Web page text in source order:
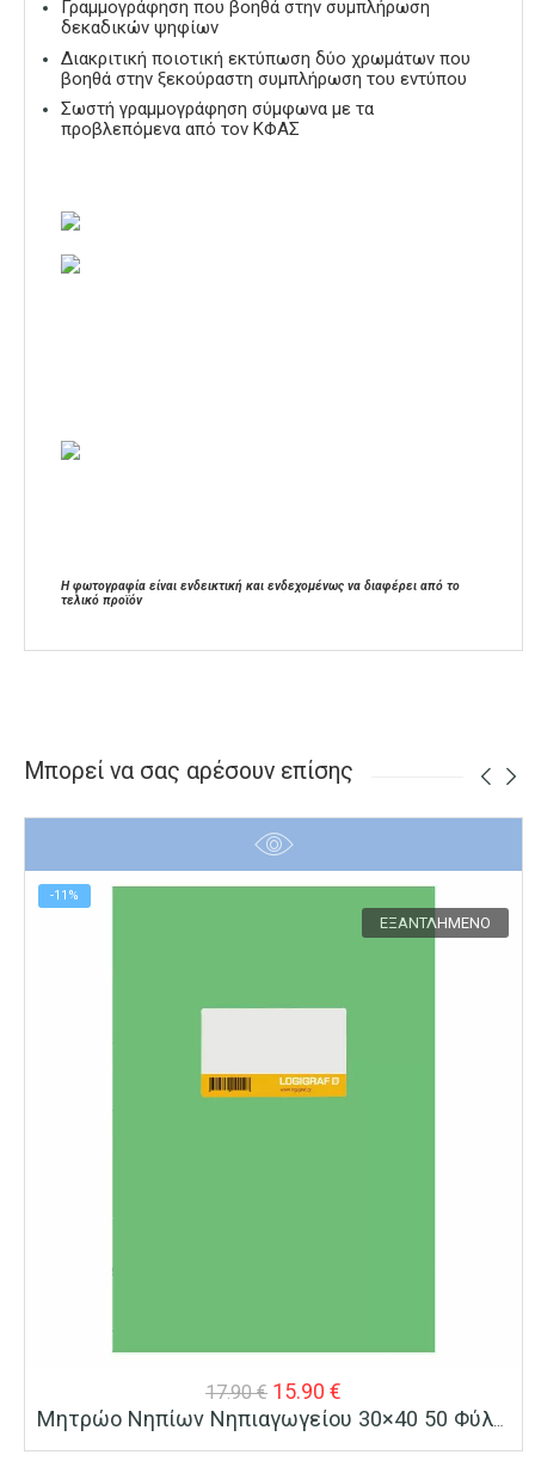
Γραμμογράφηση που βοηθά στην συμπλήρωση
δεκαδικών ψηφίων
Διακριτική ποιοτική εκτύπωση δύο χρωμάτων που
βοηθά στην ξεκούραστη συμπλήρωση του εντύπου
Σωστή γραμμογράφηση σύμφωνα με τα
προβλεπόμενα από τον ΚΦΑΣ
Η φωτογραφία είναι ενδεικτική και ενδεχομένως να διαφέρει από το
τελικό προϊόν
Μπορεί να σας αρέσουν επίσης
ΕΞΑΝΤΛΗΜΈΝΟ
-11%
17.90€ Original
price
15.90 €
τρέχουσα
Μητρώο Νηπίων Νηπιαγωγείου 30×40 50 Φύλλα